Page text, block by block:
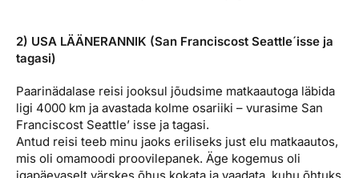
2) USA LÄÄNERANNIK (San Franciscost Seattle´isse ja
tagasi)
Paarinädalase reisi jooksul jõudsime matkaautoga läbida
ligi 4000 km ja avastada kolme osariiki – vurasime San
Franciscost Seattle’ isse ja tagasi.
Antud reisi teeb minu jaoks eriliseks just elu matkaautos,
mis oli omamoodi proovilepanek. Äge kogemus oli